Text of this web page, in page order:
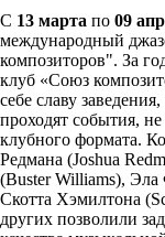
C 13 марта по 09
международный
композиторов". За
клуб «Союз
себе славу
проходят события,
клубного формата.
Редмана (Joshua
(Buster Williams), Эла
Скотта Хэмилтона
других позволили